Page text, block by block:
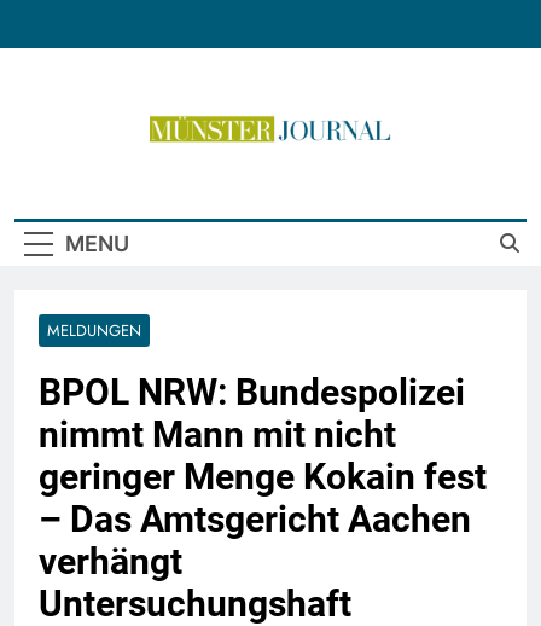
MENU
MELDUNGEN
BPOL NRW: Bundespolizei
nimmt Mann mit nicht
geringer Menge Kokain fest
– Das Amtsgericht Aachen
verhängt
Untersuchungshaft